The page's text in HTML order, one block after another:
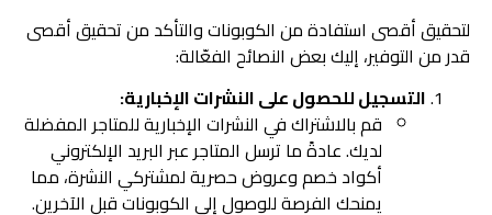
لتحقيق أقصى استفادة من الكوبونات والتأكد من تحقيق أقصى
قدر من التوفير، إليك بعض النصائح الفعّالة:
التسجيل للحصول على النشرات الإخبارية:
قم بالاشتراك في النشرات الإخبارية للمتاجر المفضلة
لديك. عادةً ما ترسل المتاجر عبر البريد الإلكتروني
أكواد خصم وعروض حصرية لمشتركي النشرة، مما
يمنحك الفرصة للوصول إلى الكوبونات قبل الآخرين.